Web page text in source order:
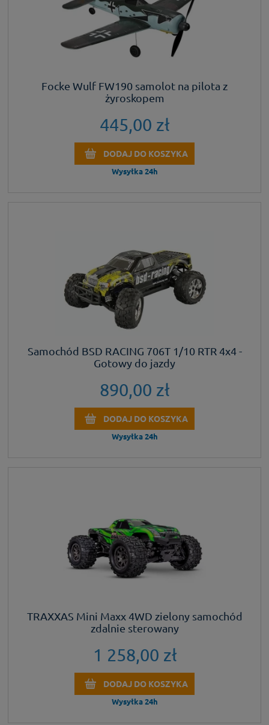
Focke Wulf FW190 samolot na pilota z
żyroskopem
445,00 zł
DODAJ DO KOSZYKA
Wysyłka 24h
Samochód BSD RACING 706T 1/10 RTR 4x4 -
Gotowy do jazdy
890,00 zł
DODAJ DO KOSZYKA
Wysyłka 24h
TRAXXAS Mini Maxx 4WD zielony samochód
zdalnie sterowany
1 258,00 zł
DODAJ DO KOSZYKA
Wysyłka 24h